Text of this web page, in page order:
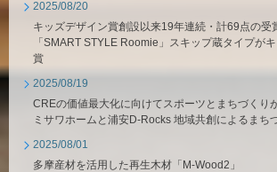
2025/08/20
キッズデザイン賞創設以来19年連続・計69点の受
「SMART STYLE Roomie」スキップ蔵タイプが
賞
2025/08/19
CREの価値最大化に向けてスポーツとまちづくり
ミサワホームと浦安D-Rocks 地域共創によるまち
2025/08/01
多摩産材を活用した再生木材「M-Wood2」